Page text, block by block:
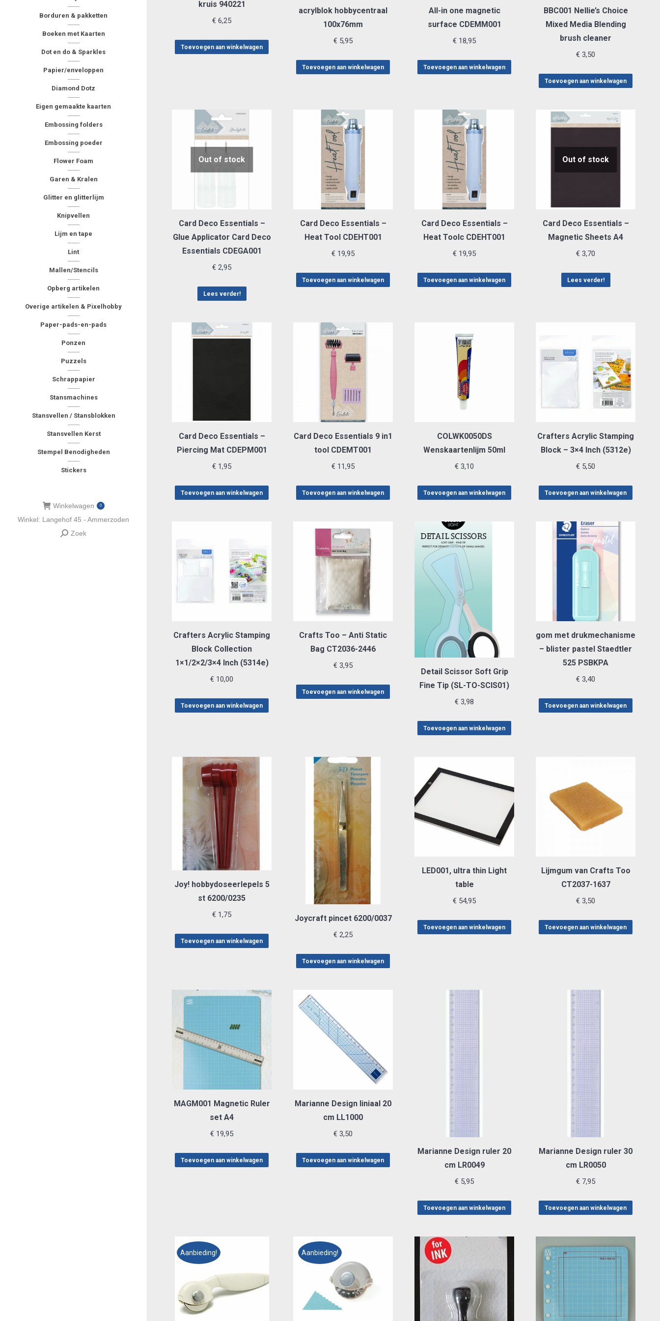
Borduren & pakketten
Boeken met Kaarten
Dot en do & Sparkles
Papier/enveloppen
Diamond Dotz
Eigen gemaakte kaarten
Embossing folders
Embossing poeder
Flower Foam
Garen & Kralen
Glitter en glitterlijm
Knipvellen
Lijm en tape
Lint
Mallen/Stencils
Opberg artikelen
Overige artikelen & Pixelhobby
Paper-pads-en-pads
Ponzen
Puzzels
Schrappapier
Stansmachines
Stansvellen / Stansblokken
Stansvellen Kerst
Stempel Benodigheden
Stickers
Winkelwagen 0
Winkel: Langehof 45 - Ammerzoden
Zoeken:
Zoek
kruis 940221
€ 6,25
Toevoegen aan winkelwagen
acrylblok hobbycentraal
100x76mm
€ 5,95
Toevoegen aan winkelwagen
All-in one magnetic
surface CDEMM001
€ 18,95
Toevoegen aan winkelwagen
BBC001 Nellie’s Choice
Mixed Media Blending
brush cleaner
€ 3,50
Toevoegen aan winkelwagen
Out of stock
Card Deco Essentials –
Glue Applicator Card Deco
Essentials CDEGA001
€ 2,95
Lees verder!
Card Deco Essentials –
Heat Tool CDEHT001
€ 19,95
Toevoegen aan winkelwagen
Card Deco Essentials –
Heat Toolc CDEHT001
€ 19,95
Toevoegen aan winkelwagen
Out of stock
Card Deco Essentials –
Magnetic Sheets A4
€ 3,70
Lees verder!
Card Deco Essentials –
Piercing Mat CDEPM001
€ 1,95
Toevoegen aan winkelwagen
Card Deco Essentials 9 in1
tool CDEMT001
€ 11,95
Toevoegen aan winkelwagen
COLWK0050DS
Wenskaartenlijm 50ml
€ 3,10
Toevoegen aan winkelwagen
Crafters Acrylic Stamping
Block – 3×4 Inch (5312e)
€ 5,50
Toevoegen aan winkelwagen
Crafters Acrylic Stamping
Block Collection
1×1/2×2/3×4 Inch (5314e)
€ 10,00
Toevoegen aan winkelwagen
Crafts Too – Anti Static
Bag CT2036-2446
€ 3,95
Toevoegen aan winkelwagen
Detail Scissor Soft Grip
Fine Tip (SL-TO-SCIS01)
€ 3,98
Toevoegen aan winkelwagen
gom met drukmechanisme
– blister pastel Staedtler
525 PSBKPA
€ 3,40
Toevoegen aan winkelwagen
Joy! hobbydoseerlepels 5
st 6200/0235
€ 1,75
Toevoegen aan winkelwagen
Joycraft pincet 6200/0037
€ 2,25
Toevoegen aan winkelwagen
LED001, ultra thin Light
table
€ 54,95
Toevoegen aan winkelwagen
Lijmgum van Crafts Too
CT2037-1637
€ 3,50
Toevoegen aan winkelwagen
MAGM001 Magnetic Ruler
set A4
€ 19,95
Toevoegen aan winkelwagen
Marianne Design liniaal 20
cm LL1000
€ 3,50
Toevoegen aan winkelwagen
Marianne Design ruler 20
cm LR0049
€ 5,95
Toevoegen aan winkelwagen
Marianne Design ruler 30
cm LR0050
€ 7,95
Toevoegen aan winkelwagen
Aanbieding! Aanbieding!